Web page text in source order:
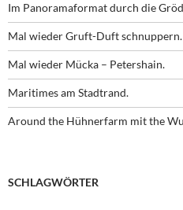
Im Panoramaformat durch die
Mal wieder Gruft-Duft schnuppern.
Mal wieder Mücka – Petershain.
Maritimes am Stadtrand.
Around the Hühnerfarm mit the
SCHLAGWÖRTER